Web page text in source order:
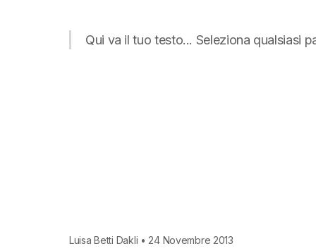
Qui va il tuo testo... Seleziona qualsiasi
Luisa Betti Dakli • 24 Novembre 2013